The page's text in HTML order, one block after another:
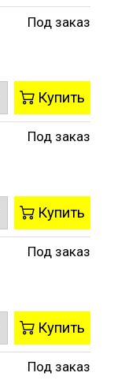
Под заказ
Купить
Под заказ
Купить
Под заказ
Купить
Под заказ